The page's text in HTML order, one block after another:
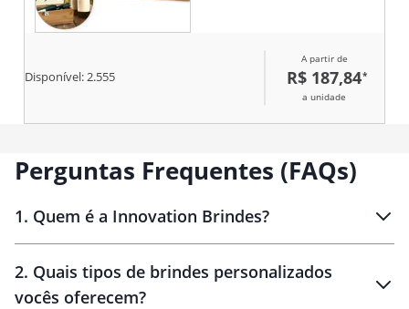
Disponível:2.555
A partir de
R$ 187,84*
a unidade
Perguntas Frequentes (FAQs)
1. Quem é a Innovation Brindes?
Brindes personalizados
2. Quais tipos de brindes personalizados
vocês oferecem?